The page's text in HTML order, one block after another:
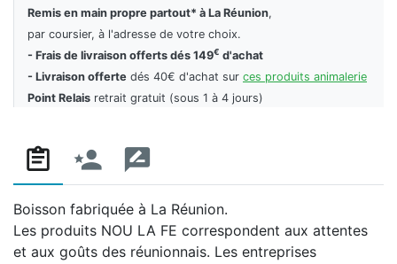
Remis en main propre partout* à La Réunion,
par coursier, à l'adresse de votre choix.
- Frais de livraison offerts dés 149€ d'achat
- Livraison offerte dés 40€ d'achat sur ces produits animalerie
Point Relais retrait gratuit (sous 1 à 4 jours)
Boisson fabriquée à La Réunion.
Les produits NOU LA FE correspondent aux attentes
et aux goûts des réunionnais. Les entreprises